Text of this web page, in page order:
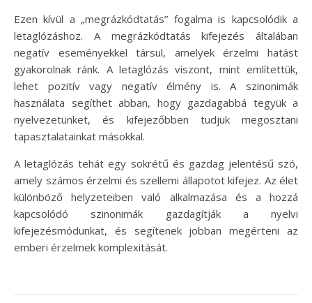
Ezen kívül a „megrázkódtatás” fogalma is kapcsolódik a
letaglózáshoz. A megrázkódtatás kifejezés általában
negatív eseményekkel társul, amelyek érzelmi hatást
gyakorolnak ránk. A letaglózás viszont, mint említettük,
lehet pozitív vagy negatív élmény is. A szinonimák
használata segíthet abban, hogy gazdagabbá tegyük a
nyelvezetünket, és kifejezőbben tudjuk megosztani
tapasztalatainkat másokkal.
A letaglózás tehát egy sokrétű és gazdag jelentésű szó,
amely számos érzelmi és szellemi állapotot kifejez. Az élet
különböző helyzeteiben való alkalmazása és a hozzá
kapcsolódó szinonimák gazdagítják a nyelvi
kifejezésmódunkat, és segítenek jobban megérteni az
emberi érzelmek komplexitását.